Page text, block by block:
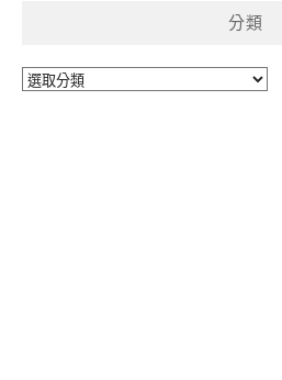
分類
分